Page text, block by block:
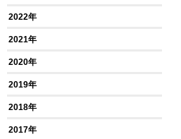
2022年
2021年
2020年
2019年
2018年
2017年